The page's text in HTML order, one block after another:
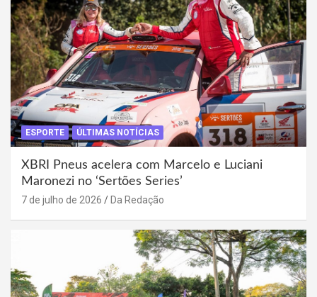
ESPORTE ÚLTIMAS NOTÍCIAS
XBRI Pneus acelera com Marcelo e Luciani
Maronezi no ‘Sertões Series’
7 de julho de 2026 Da Redação